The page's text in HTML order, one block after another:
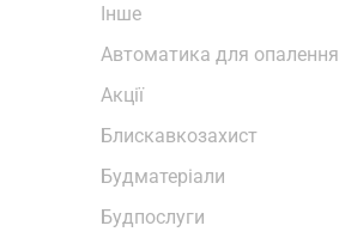
Iнше
Автоматика для опалення
Акції
Блискавкозахист
Будматеріали
Будпослуги